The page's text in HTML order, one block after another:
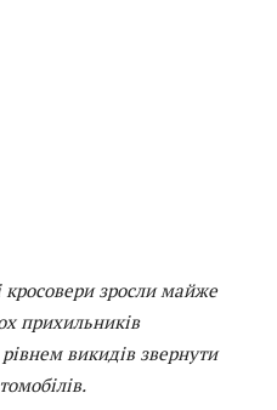
кросовери зросли майже
прихильників
викидів звернути